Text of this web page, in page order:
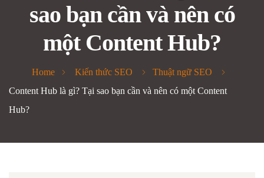
sao bạn cần và nên có
một Content Hub?
Home Kiến thức SEO
Thuật ngữ SEO
Content Hub là gì? Tại sao bạn cần và nên có một Content
Hub?